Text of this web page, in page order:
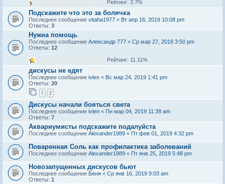
Рейтинг: 3.7%
Подскажите что это за болячка
Последнее сообщение vitaha1977 « Вт апр 16, 2019 10:08 pm
Ответы: 3
Нужна помощь
Последнее сообщение Александр 777 « Ср мар 27, 2019 3:50 pm
Ответы: 12
Рейтинг: 11.11%
дискусы не едят
Последнее сообщение ivlen « Вс мар 24, 2019 1:41 pm
Ответы: 20
1 2
Дискусы начали бояться света
Последнее сообщение ivlen « Пн мар 04, 2019 11:38 am
Ответы: 7
Аквариумисты подскажите подалуйста
Последнее сообщение Alexander1989 « Пт фев 01, 2019 4:32 pm
Поваренная Соль как профилактика заболеваний
Последнее сообщение Alexander1989 « Пт янв 25, 2019 5:48 pm
Новозапущенных дискусов бьют
Последнее сообщение Беня « Ср янв 16, 2019 9:03 am
Ответы: 1